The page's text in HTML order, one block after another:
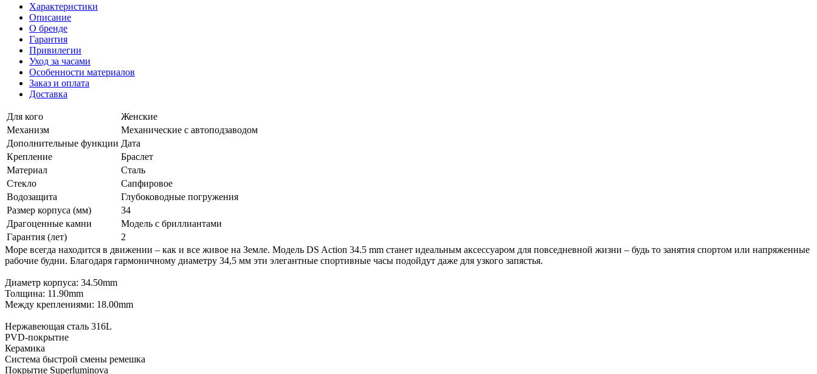
Характеристики
Описание
О бренде
Гарантия
Привилегии
Уход за часами
Особенности материалов
Заказ и оплата
Доставка
Для кого
Женские
Механизм
Механические с автоподзаводом
Дополнительные функции Дата
Крепление
Браслет
Материал
Сталь
Стекло
Сапфировое
Водозащита
Глубоководные погружения
Размер корпуса (мм)
34
Драгоценные камни
Модель с бриллиантами
Гарантия (лет)
2
Море всегда находится в движении – как и все живое на Земле. Модель DS Action 34.5 mm станет идеальным аксессуаром для повседневной жизни – будь то занятия спортом или напряженные
рабочие будни. Благодаря гармоничному диаметру 34,5 мм эти элегантные спортивные часы подойдут даже для узкого запястья.
Диаметр корпуса: 34.50mm
Толщина: 11.90mm
Между креплениями: 18.00mm
Нержавеющая сталь 316L
PVD-покрытие
Керамика
Система быстрой смены ремешка
Покрытие Superluminova